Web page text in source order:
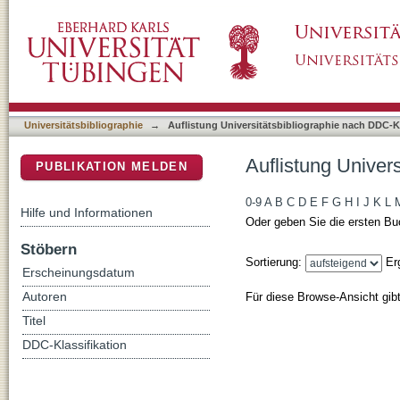
Universitätsbibliographie → Auflistung Universitätsbibliographie nach DDC-
Auflistung
0-9 A B C D E F G H J K L
Oder geben Sie die ersten
Sortierung:
Für diese Browse-Ansicht
PUBLIKATION MELDEN
Hilfe und Informationen
Stöbern
Erscheinungsdatum
Autoren
Titel
DDC-Klassifikation